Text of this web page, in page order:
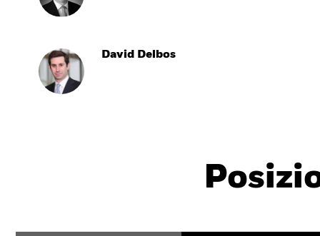
David Delbos